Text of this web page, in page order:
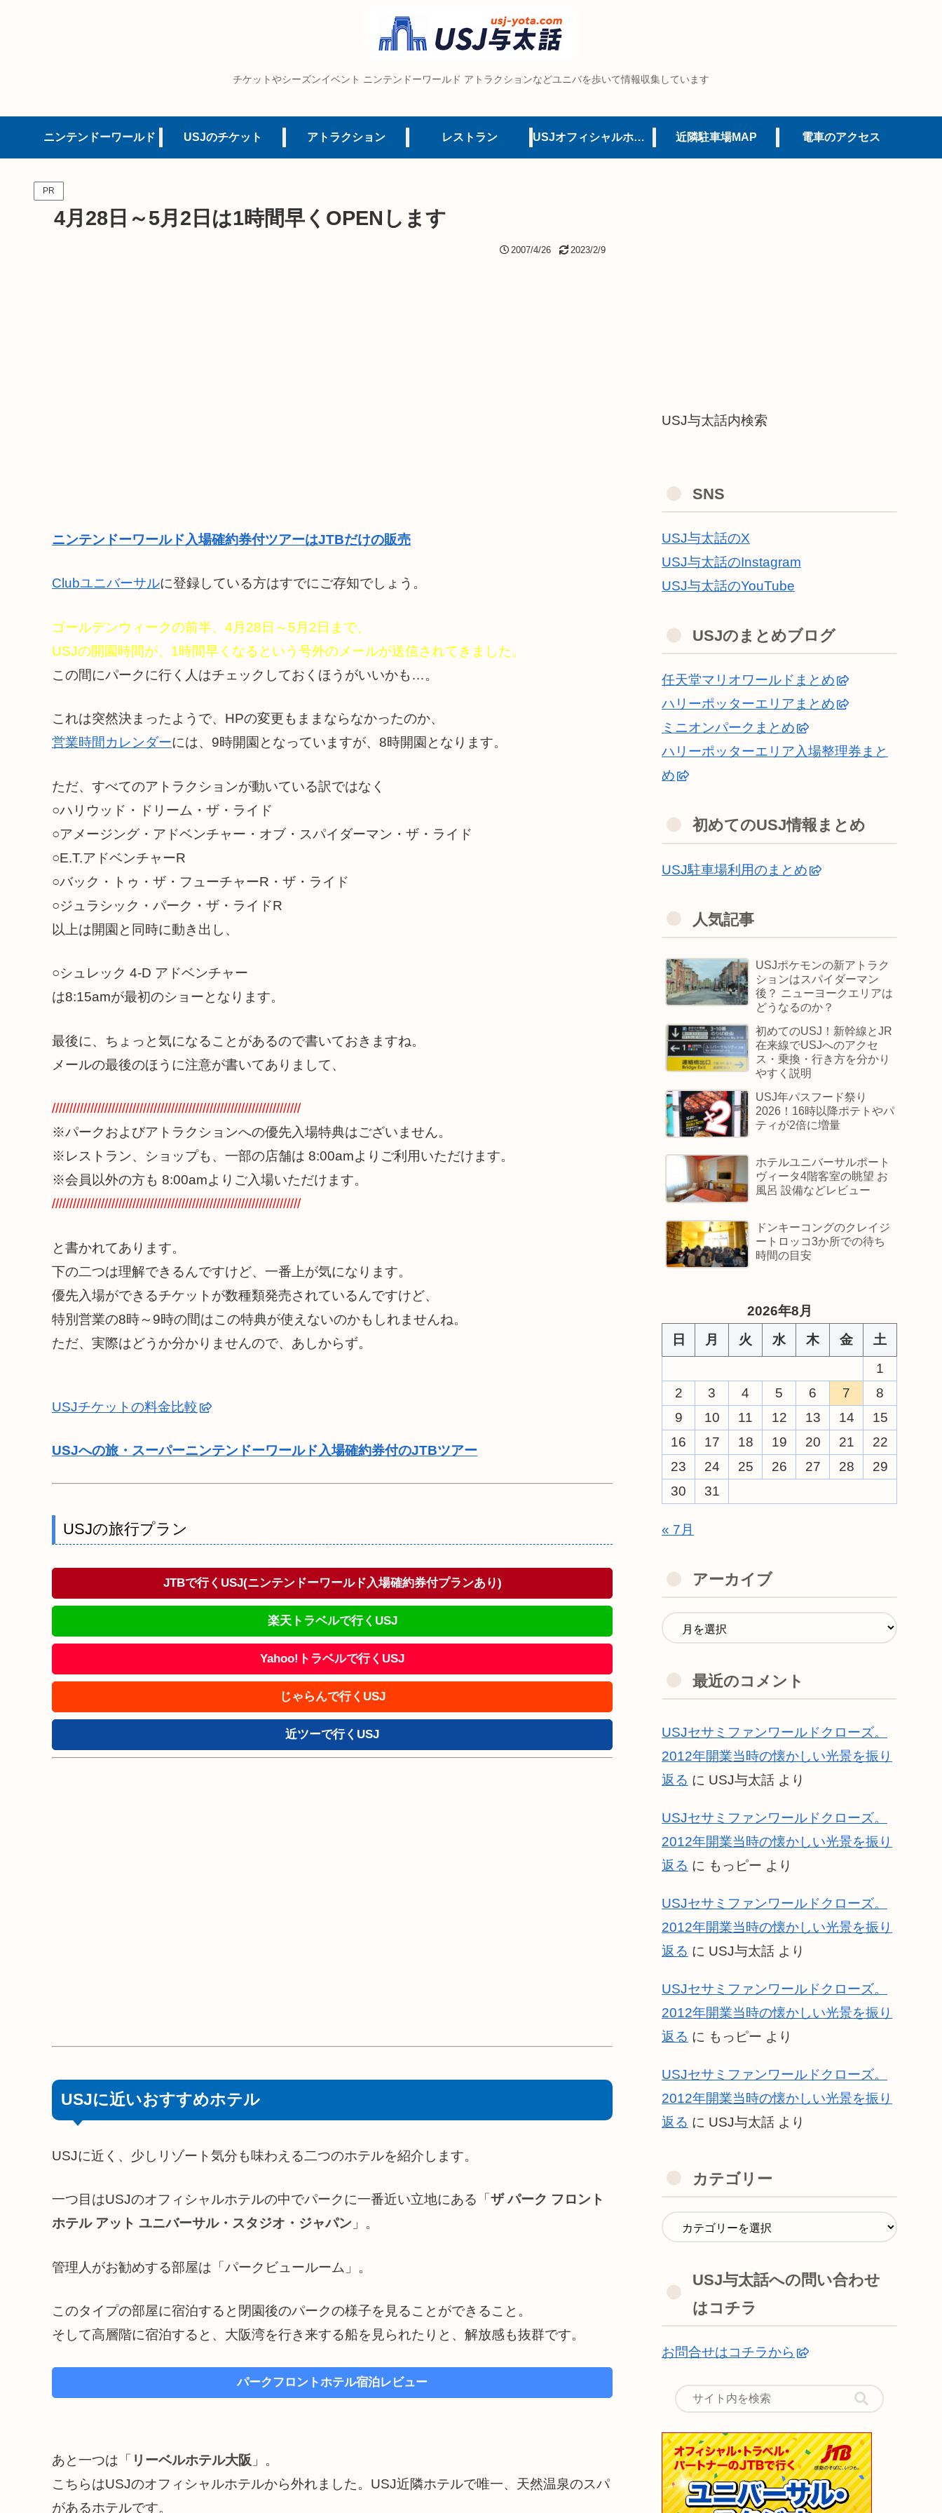
チケットやシーズンイベント ニンテンドーワールド アトラクションなどユニバを歩いて情報収集しています
ニンテンドーワールド USJのチケット アトラクション レストラン USJオフィシャルホテル 近隣駐車場MAP 電車のアクセス
PR
4月28日～5月2日は1時間早くOPENします
2007/4/26 2023/2/9
ニンテンドーワールド入場確約券付ツアーはJTBだけの販売
Clubユニバーサルに登録している方はすでにご存知でしょう。
ゴールデンウィークの前半、4月28日～5月2日まで、
USJの開園時間が、1時間早くなるという号外のメールが送信されてきました。
この間にパークに行く人はチェックしておくほうがいいかも…。
これは突然決まったようで、HPの変更もままならなかったのか、
営業時間カレンダーには、9時開園となっていますが、8時開園となります。
ただ、すべてのアトラクションが動いている訳ではなく
○ハリウッド・ドリーム・ザ・ライド
○アメージング・アドベンチャー・オブ・スパイダーマン・ザ・ライド
○E.T.アドベンチャーR
○バック・トゥ・ザ・フューチャーR・ザ・ライド
○ジュラシック・パーク・ザ・ライドR
以上は開園と同時に動き出し、
○シュレック 4-D アドベンチャー
は8:15amが最初のショーとなります。
最後に、ちょっと気になることがあるので書いておきますね。
メールの最後のほうに注意が書いてありまして、
///////////////////////////////////////////////////////////////////////
※パークおよびアトラクションへの優先入場特典はございません。
※レストラン、ショップも、一部の店舗は 8:00amよりご利用いただけます。
※会員以外の方も 8:00amよりご入場いただけます。
///////////////////////////////////////////////////////////////////////
と書かれてあります。
下の二つは理解できるんですけど、一番上が気になります。
優先入場ができるチケットが数種類発売されているんですけど、
特別営業の8時～9時の間はこの特典が使えないのかもしれませんね。
ただ、実際はどうか分かりませんので、あしからず。
USJチケットの料金比較
USJへの旅・スーパーニンテンドーワールド入場確約券付のJTBツアー
USJの旅行プラン
JTBで行くUSJ(ニンテンドーワールド入場確約券付プランあり)
楽天トラベルで行くUSJ
Yahoo!トラベルで行くUSJ
じゃらんで行くUSJ
近ツーで行くUSJ
USJに近いおすすめホテル
USJに近く、少しリゾート気分も味わえる二つのホテルを紹介します。
一つ目はUSJのオフィシャルホテルの中でパークに一番近い立地にある「 ザ パーク フロント
ホテル アット ユニバーサル・スタジオ・ジャパン 」。
管理人がお勧めする部屋は「パークビュールーム」。
このタイプの部屋に宿泊すると閉園後のパークの様子を見ることができること。
そして高層階に宿泊すると、大阪湾を行き来する船を見られたりと、解放感も抜群です。
パークフロントホテル宿泊レビュー
あと一つは「 リーベルホテル大阪 」。
こちらはUSJのオフィシャルホテルから外れました。USJ近隣ホテルで唯一、天然温泉のスパ
があるホテルです。
USJ与太話内検索
SNS
USJ与太話のX
USJ与太話のInstagram
USJ与太話のYouTube
USJのまとめブログ
任天堂マリオワールドまとめ
ハリーポッターエリアまとめ
ミニオンパークまとめ
ハリーポッターエリア入場整理券まと
め
初めてのUSJ情報まとめ
USJ駐車場利用のまとめ
人気記事
USJポケモンの新アトラク
ションはスパイダーマン
後？ ニューヨークエリアは
どうなるのか？
初めてのUSJ！新幹線とJR
在来線でUSJへのアクセ
ス・乗換・行き方を分かり
やすく説明
USJ年パスフード祭り
2026！16時以降ポテトやパ
ティが2倍に増量
ホテルユニバーサルポート
ヴィータ4階客室の眺望 お
風呂 設備などレビュー
ドンキーコングのクレイジ
ートロッコ3か所での待ち
時間の目安
2026年8月
日
月 火 水 木 金
土
1
2
3 4 5 6 7
8
9
10 11 12 13 14
15
16
17 18 19 20 21
22
23
24 25 26 27 28
29
30
31
« 7月
アーカイブ
最近のコメント
USJセサミファンワールドクローズ。
2012年開業当時の懐かしい光景を振り
返る に USJ与太話 より
USJセサミファンワールドクローズ。
2012年開業当時の懐かしい光景を振り
返る に もっピー より
USJセサミファンワールドクローズ。
2012年開業当時の懐かしい光景を振り
返る に USJ与太話 より
USJセサミファンワールドクローズ。
2012年開業当時の懐かしい光景を振り
返る に もっピー より
USJセサミファンワールドクローズ。
2012年開業当時の懐かしい光景を振り
返る に USJ与太話 より
カテゴリー
USJ与太話への問い合わせ
はコチラ
お問合せはコチラから